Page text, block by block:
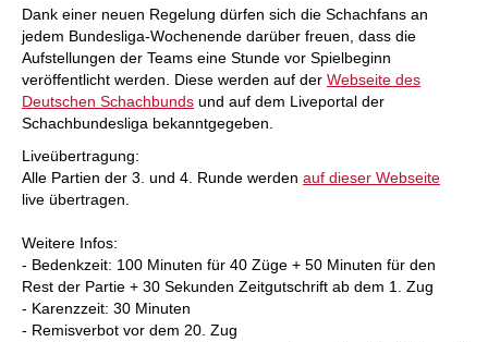
Dank einer neuen Regelung dürfen sich die Schachfans an
jedem Bundesliga-Wochenende darüber freuen, dass die
Aufstellungen der Teams eine Stunde vor Spielbeginn
veröffentlicht werden. Diese werden auf der Webseite des
Deutschen Schachbunds und auf dem Liveportal der
Schachbundesliga bekanntgegeben.
Liveübertragung:
Alle Partien der 3. und 4. Runde werden auf dieser Webseite
live übertragen.
Weitere Infos:
- Bedenkzeit: 100 Minuten für 40 Züge + 50 Minuten für den
Rest der Partie + 30 Sekunden Zeitgutschrift ab dem 1. Zug
- Karenzzeit: 30 Minuten
- Remisverbot vor dem 20. Zug